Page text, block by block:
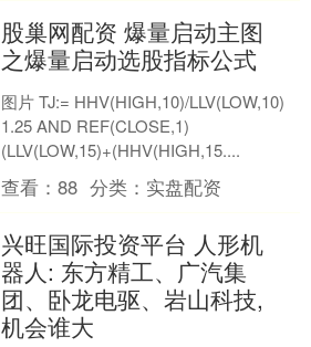
股巢网配资 爆量启动主图
之爆量启动选股指标公式
图片 TJ:= HHV(HIGH,10)/LLV(LOW,10)
1.25 AND REF(CLOSE,1)
(LLV(LOW,15)+(HHV(HIGH,15....
查看：88 分类： 实盘配资
兴旺国际投资平台 人形机
器人: 东方精工、广汽集
团、卧龙电驱、岩山科技,
机会谁大